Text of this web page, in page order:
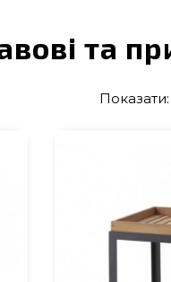
та
Показати: